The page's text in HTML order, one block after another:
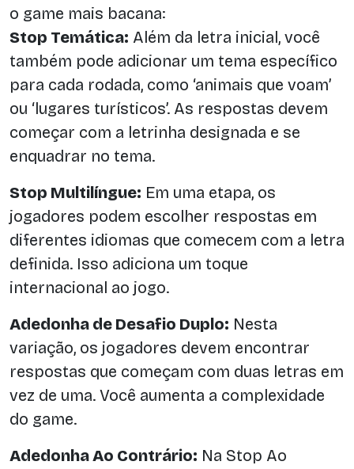
o game mais bacana:
Stop Temática: Além da letra inicial, você
também pode adicionar um tema específico
para cada rodada, como ‘animais que voam’
ou ‘lugares turísticos’. As respostas devem
começar com a letrinha designada e se
enquadrar no tema.
Stop Multilíngue: Em uma etapa, os
jogadores podem escolher respostas em
diferentes idiomas que comecem com a letra
definida. Isso adiciona um toque
internacional ao jogo.
Adedonha de Desafio Duplo: Nesta
variação, os jogadores devem encontrar
respostas que começam com duas letras em
vez de uma. Você aumenta a complexidade
do game.
Adedonha Ao Contrário: Na Stop Ao